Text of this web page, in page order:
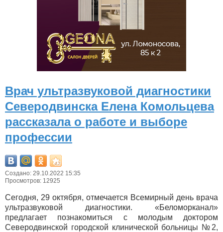
Врач ультразвуковой диагностики
Северодвинска Елена Комольцева
рассказала о работе и выборе
профессии
Создано: 29.10.2022 15:35
Просмотров: 12925
Сегодня, 29 октября, отмечается Всемирный день врача
ультразвуковой диагностики. «Беломорканал»
предлагает познакомиться с молодым доктором
Северодвинской городской клинической больницы №2,